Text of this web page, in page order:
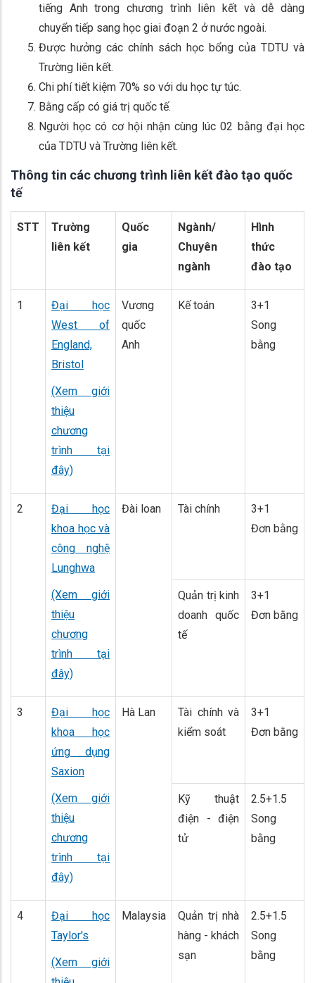
tiếng Anh trong chương trình liên kết và dễ dàng
chuyển tiếp sang học giai đoạn 2 ở nước ngoài.
Được hưởng các chính sách học bổng của TDTU và
Trường liên kết.
Chi phí tiết kiệm 70% so với du học tự túc.
Bằng cấp có giá trị quốc tế.
Người học có cơ hội nhận cùng lúc 02 bằng đại học
của TDTU và Trường liên kết.
Thông tin các chương trình liên kết đào tạo quốc
tế
STT
Trường
liên kết
Quốc
gia
Ngành/
Chuyên
ngành
Hình
thức
đào tạo
1
Đại học
West of
England,
Bristol
(Xem giới
thiệu
chương
trình tại
đây)
Vương
quốc
Anh
Kế toán
3+1
Song
bằng
2
Đại học
khoa học và
công nghệ
Lunghwa
(Xem giới
thiệu
chương
trình tại
đây)
Đài loan Tài chính
3+1
Đơn bằng
Quản trị kinh
doanh quốc
tế
3+1
Đơn bằng
3
Đại học
khoa học
ứng dụng
Saxion
(Xem giới
thiệu
chương
trình tại
đây)
Hà Lan
Tài chính và
kiểm soát
3+1
Đơn bằng
Kỹ thuật
điện - điện
tử
2.5+1.5
Song
bằng
4
Đại học
Taylor's
(Xem giới
Malaysia
Quản trị nhà
hàng - khách
sạn
2.5+1.5
Song
bằng